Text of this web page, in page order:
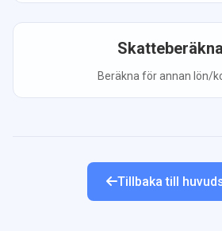
Beräkna för annan lön/
Tillbaka till